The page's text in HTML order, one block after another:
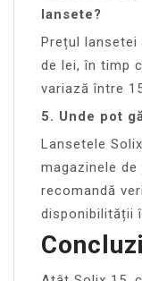
lansete?
Prețul lansetei
de lei, în timp
variază între
5. Unde pot
Lansetele
magazinele
recomandă
disponibilității